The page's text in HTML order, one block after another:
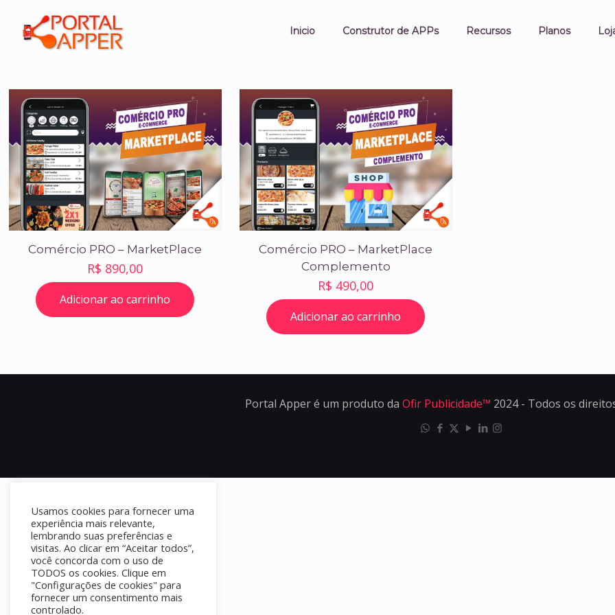
Inicio Construtor de APPs Recursos Planos
Comércio PRO – MarketPlace
R$ 890,00
Adicionar ao carrinho
Comércio PRO – MarketPlace
Complemento
R$ 490,00
Adicionar ao carrinho
Portal Apper é um produto da Ofir Publicidade™ 2024 - Todos os
Usamos cookies para fornecer uma
experiência mais relevante,
lembrando suas preferências e
visitas. Ao clicar em “Aceitar todos”,
você concorda com o uso de
TODOS os cookies. Clique em
"Configurações de cookies" para
fornecer um consentimento mais
controlado.